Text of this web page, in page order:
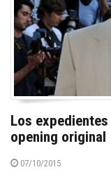
Los
opening original
07/10/2015